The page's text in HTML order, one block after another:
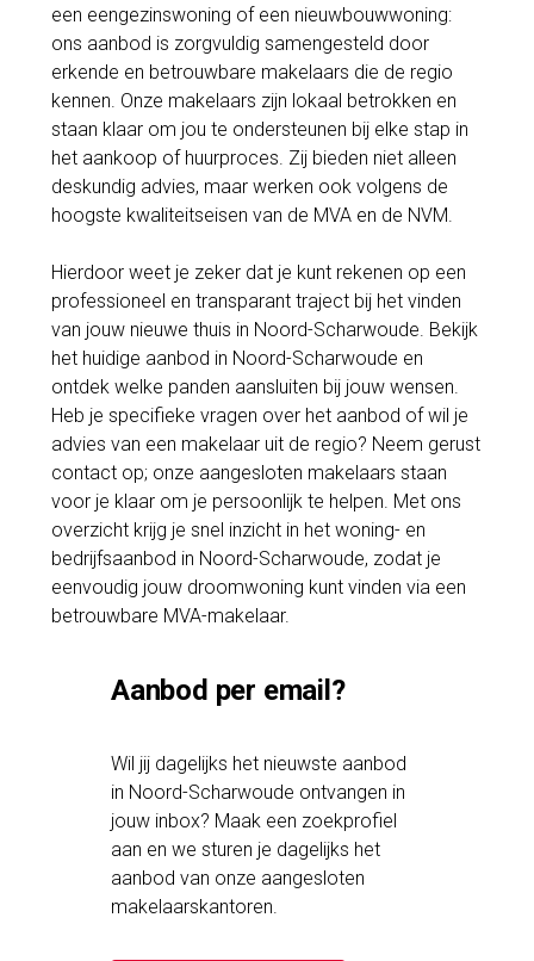
een eengezinswoning of een nieuwbouwwoning:
ons aanbod is zorgvuldig samengesteld door
erkende en betrouwbare makelaars die de regio
kennen. Onze makelaars zijn lokaal betrokken en
staan klaar om jou te ondersteunen bij elke stap in
het aankoop of huurproces. Zij bieden niet alleen
deskundig advies, maar werken ook volgens de
hoogste kwaliteitseisen van de MVA en de NVM.
Hierdoor weet je zeker dat je kunt rekenen op een
professioneel en transparant traject bij het vinden
van jouw nieuwe thuis in Noord-Scharwoude. Bekijk
het huidige aanbod in Noord-Scharwoude en
ontdek welke panden aansluiten bij jouw wensen.
Heb je specifieke vragen over het aanbod of wil je
advies van een makelaar uit de regio? Neem gerust
contact op; onze aangesloten makelaars staan
voor je klaar om je persoonlijk te helpen. Met ons
overzicht krijg je snel inzicht in het woning- en
bedrijfsaanbod in Noord-Scharwoude, zodat je
eenvoudig jouw droomwoning kunt vinden via een
betrouwbare MVA-makelaar.
Aanbod per email?
Wil jij dagelijks het nieuwste aanbod
in Noord-Scharwoude ontvangen in
jouw inbox? Maak een zoekprofiel
aan en we sturen je dagelijks het
aanbod van onze aangesloten
makelaarskantoren.